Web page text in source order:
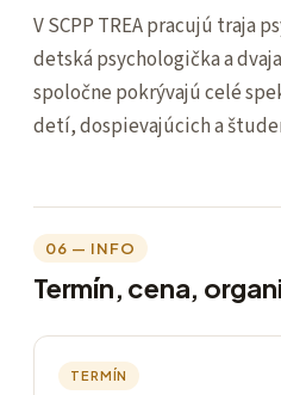
V SCPP TREA pracujú traja
detská psychologička a
spoločne pokrývajú celé
detí, dospievajúcich a
06 — INFO
Termín, cena,
TERMÍN